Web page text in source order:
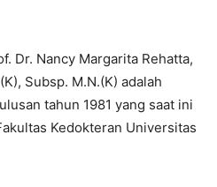
Dr. Nancy Margarita Rehatta,
Subsp. M.N.(K) adalah
tahun 1981 yang saat ini
Kedokteran Universitas